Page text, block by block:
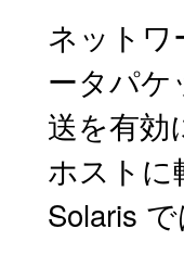
ネット
ータパ
送を有効
ホスト
Solaris